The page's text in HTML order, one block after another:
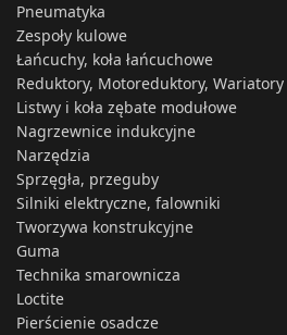
Pneumatyka
Zespoły kulowe
Łańcuchy, koła łańcuchowe
Reduktory, Motoreduktory, Wariatory
Listwy i koła zębate modułowe
Nagrzewnice indukcyjne
Narzędzia
Sprzęgła, przeguby
Silniki elektryczne, falowniki
Tworzywa konstrukcyjne
Guma
Technika smarownicza
Loctite
Pierścienie osadcze